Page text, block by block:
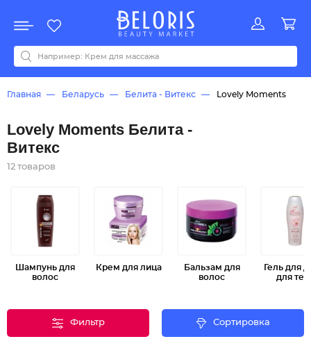
Акции
Все бренды
0-9ABCDEFGHIJKLMNOPQRSTUVWYZАБВДЗИМОКЛНПРСТУФ
Главная Беларусь Белита - Витекс Lovely Moments
Lovely Moments Белита -
Витекс
12 товаров
Шампунь для
волос
Крем для лица
Бальзам для
волос
Гель для
для
Фильтр Сортировка